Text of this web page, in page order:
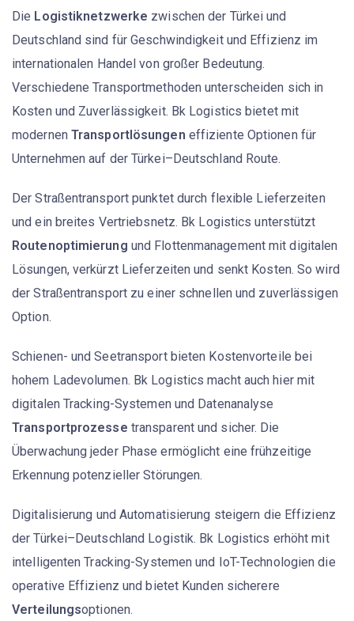
Die Logistiknetzwerke zwischen der Türkei und
Deutschland sind für Geschwindigkeit und Effizienz im
internationalen Handel von großer Bedeutung.
Verschiedene Transportmethoden unterscheiden sich in
Kosten und Zuverlässigkeit. Bk Logistics bietet mit
modernen Transportlösungen effiziente Optionen für
Unternehmen auf der Türkei–Deutschland Route.
Der Straßentransport punktet durch flexible Lieferzeiten
und ein breites Vertriebsnetz. Bk Logistics unterstützt
Routenoptimierung und Flottenmanagement mit digitalen
Lösungen, verkürzt Lieferzeiten und senkt Kosten. So wird
der Straßentransport zu einer schnellen und zuverlässigen
Option.
Schienen- und Seetransport bieten Kostenvorteile bei
hohem Ladevolumen. Bk Logistics macht auch hier mit
digitalen Tracking-Systemen und Datenanalyse
Transportprozesse transparent und sicher. Die
Überwachung jeder Phase ermöglicht eine frühzeitige
Erkennung potenzieller Störungen.
Digitalisierung und Automatisierung steigern die Effizienz
der Türkei–Deutschland Logistik. Bk Logistics erhöht mit
intelligenten Tracking-Systemen und IoT-Technologien die
operative Effizienz und bietet Kunden sicherere
Verteilungsoptionen.